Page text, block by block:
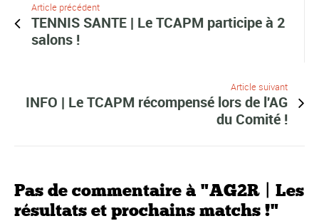
Article précédent
TENNIS SANTE | Le TCAPM participe à 2
salons !
Article suivant
INFO | Le TCAPM récompensé lors de l'AG
du Comité !
Pas de commentaire à "AG2R | Les
résultats et prochains matchs !"